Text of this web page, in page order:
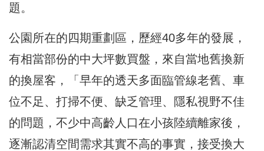
題。
公園所在的四期重劃區，歷經40多年的發展，
有相當部份的中大坪數買盤，來自當地舊換新
的換屋客，「早年的透天多面臨管線老舊、車
位不足、打掃不便、缺乏管理、隱私視野不佳
的問題，不少中高齡人口在小孩陸續離家後，
逐漸認清空間需求其實不高的事實，接受換大